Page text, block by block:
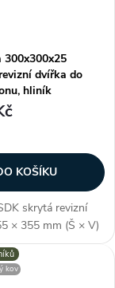
300x300x25
dvířka do
hliník
KOŠÍKU
skrytá revizní
× 355 mm (Š × V)
pro skrytou /
instalaci, montáž
odolné proti
kov